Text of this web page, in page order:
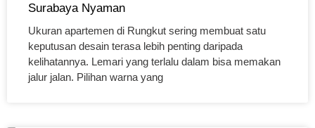
Surabaya Nyaman
Ukuran apartemen di Rungkut sering membuat satu
keputusan desain terasa lebih penting daripada
kelihatannya. Lemari yang terlalu dalam bisa memakan
jalur jalan. Pilihan warna yang